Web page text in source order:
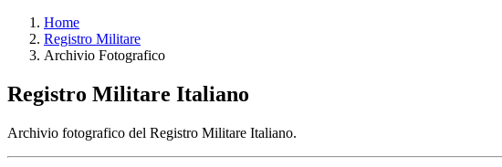
Home
Registro Militare
Archivio Fotografico
Registro Militare Italiano
Archivio fotografico del Registro Militare Italiano.